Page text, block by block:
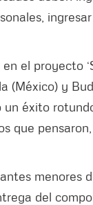
el proyecto
(México) y
un éxito
que
menores
del